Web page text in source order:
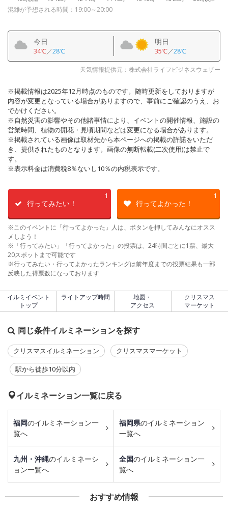
混雑が予想される時間：19:00～20:00
今日
34℃／28℃
明日
35℃／28℃
天気情報提供元：株式会社ライフビジネスウェザー
※掲載情報は2025年12月時点のものです。随時更新をしておりますが
内容が変更となっている場合がありますので、事前にご確認のうえ、お
でかけください。
※自然災害の影響やその他諸事情により、イベントの開催情報、施設の
営業時間、植物の開花・見頃期間などは変更になる場合があります。
※掲載されている画像は取材先から本ページへの掲載の許諾をいただ
き、提供されたものとなります。画像の無断転載(二次使用)は禁止で
す。
※表示料金は消費税8％ないし10％の内税表示です。
1
行ってみたい！
1
行ってよかった！
※このイベントに「行ってよかった」人は、ボタンを押してみんなにオスス
メしよう！
※「行ってみたい」「行ってよかった」の投票は、24時間ごとに1票、最大
20スポットまで可能です
※行ってみたい・行ってよかったランキングは前年度までの投票結果も一部
反映した得票数になっております
イルミイベント
トップ
ライトアップ時間
地図・
アクセス
クリスマス
マーケット
同じ条件イルミネーションを探す
クリスマスイルミネーション
クリスマスマーケット
駅から徒歩10分以内
イルミネーション一覧に戻る
福岡のイルミネーション一
覧へ
福岡県のイルミネーション
一覧へ
九州・沖縄のイルミネーシ
ョン一覧へ
全国のイルミネーション一
覧へ
おすすめ情報